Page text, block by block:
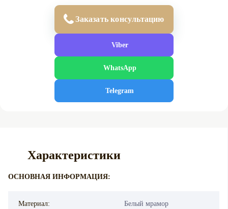
Заказать консультацию
Viber
WhatsApp
Telegram
Характеристики
ОСНОВНАЯ ИНФОРМАЦИЯ:
Материал: Белый мрамор